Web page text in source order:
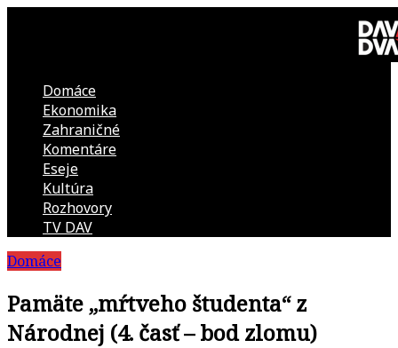
DAV
DVA
kultúrno-
politická
revue
Domáce
Ekonomika
Zahraničné
Komentáre
Eseje
Kultúra
Rozhovory
TV DAV
Domáce
Pamäte „mŕtveho študenta“ z
Národnej (4. časť – bod zlomu)